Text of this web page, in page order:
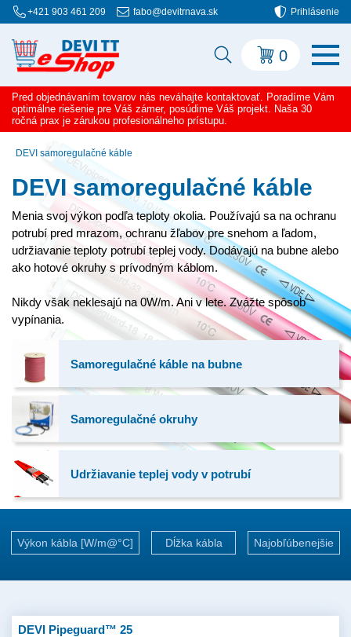
+421 903 461 209 fabo@devitrnava.sk Prihlásenie
0
Pred objednávaním tovarov nás neváhajte kontaktovať. Poradíme Vám
optimálne riešenie pre Váš zámer, posúdime Váš projekt. Naša 30
ročná prax je zárukou profesionálneho prístupu.
DEVI samoregulačné káble
DEVI samoregulačné káble
Menia svoj výkon podľa teploty okolia. Používajú sa na ochranu
potrubí pred mrazom, ochranu žľabov pre snehom a ľadom,
udržiavanie teploty potrubí teplej vody. Dodávajú na bubne alebo
ako hotové okruhy s prívodným káblom.
Nikdy však neklesajú na 0W/m. Ani v lete. Zvážte spôsob
vypínania.
Samoregulačné káble na bubne
Samoregulačné okruhy
Udržiavanie teplej vody v potrubí
Výkon kábla [W/m@°C] Dĺžka kábla Najobľúbenejšie
DEVI Pipeguard™ 25